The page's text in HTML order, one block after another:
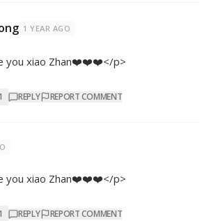
1 YEAR AGO
you xiao Zhan❤️❤️❤️</p>
REPLY REPORT COMMENT
you xiao Zhan❤️❤️❤️</p>
REPLY REPORT COMMENT